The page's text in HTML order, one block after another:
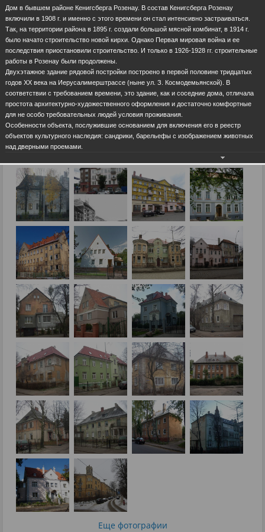
Еще фотографии
Дом в бывшем районе Кенигсберга Розенау. В состав Кенигсберга Розенау
включили в 1908 г. и именно с этого времени он стал интенсивно застраиваться.
Так, на территории района в 1895 г. создали большой мясной комбинат, в 1914 г.
было начато строительство новой кирхи. Однако Первая мировая война и ее
последствия приостановили строительство. И только в 1926-1928 гг. строительные
работы в Розенау были продолжены.
Двухэтажное здание рядовой постройки построено в первой половине тридцатых
годов ХХ века на Иерусалимерштрассе (ныне ул. З. Космодемьянской). В
соответствии с требованием времени, это здание, как и соседние дома, отличала
простота архитектурно-художественного оформления и достаточно комфортные
для не особо требовательных людей условия проживания.
Особенности объекта, послужившие основанием для включения его в реестр
объектов культурного наследия: сандрики, барельефы с изображением животных
над дверными проемами.